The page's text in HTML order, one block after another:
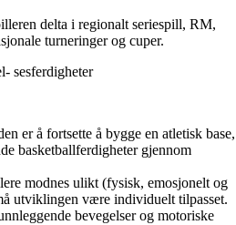
delta i regionalt seriespill, RM,
turneringer og cuper.
sesferdigheter
er å fortsette å bygge en atletisk base,
basketballferdigheter gjennom
modnes ulikt (fysisk, emosjonelt og
utviklingen være individuelt tilpasset.
bevegelser og motoriske